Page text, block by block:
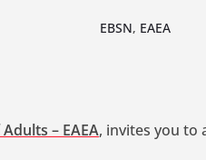
EBSN, EAEA
– EAEA, invites you to